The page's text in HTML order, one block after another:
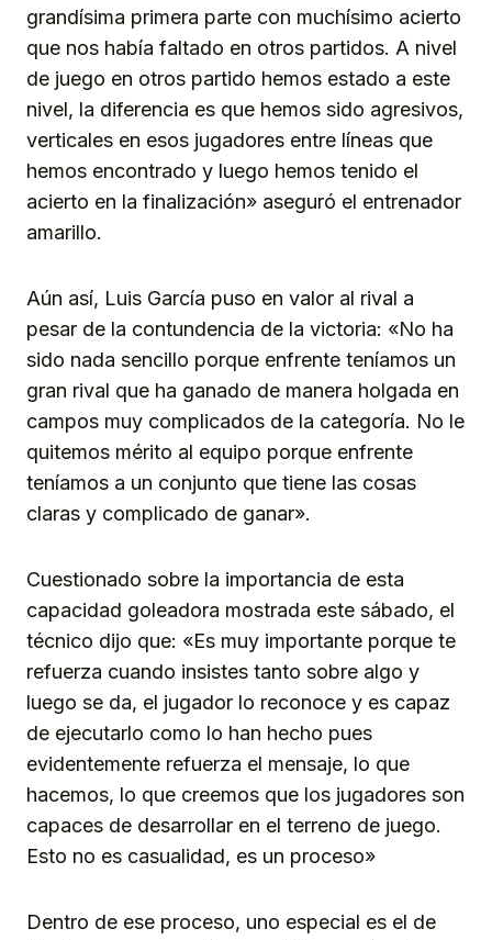
grandísima primera parte con muchísimo acierto
que nos había faltado en otros partidos. A nivel
de juego en otros partido hemos estado a este
nivel, la diferencia es que hemos sido agresivos,
verticales en esos jugadores entre líneas que
hemos encontrado y luego hemos tenido el
acierto en la finalización» aseguró el entrenador
amarillo.
Aún así, Luis García puso en valor al rival a
pesar de la contundencia de la victoria: «No ha
sido nada sencillo porque enfrente teníamos un
gran rival que ha ganado de manera holgada en
campos muy complicados de la categoría. No le
quitemos mérito al equipo porque enfrente
teníamos a un conjunto que tiene las cosas
claras y complicado de ganar».
Cuestionado sobre la importancia de esta
capacidad goleadora mostrada este sábado, el
técnico dijo que: «Es muy importante porque te
refuerza cuando insistes tanto sobre algo y
luego se da, el jugador lo reconoce y es capaz
de ejecutarlo como lo han hecho pues
evidentemente refuerza el mensaje, lo que
hacemos, lo que creemos que los jugadores son
capaces de desarrollar en el terreno de juego.
Esto no es casualidad, es un proceso»
Dentro de ese proceso, uno especial es el de